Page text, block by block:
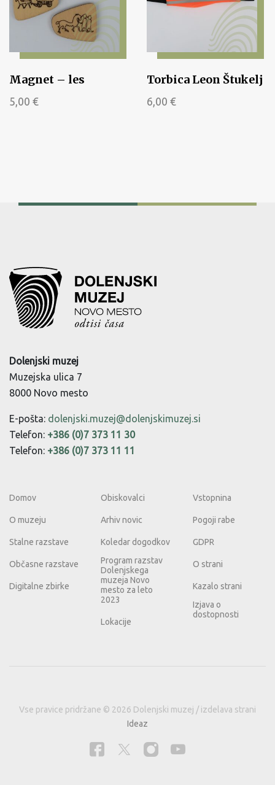
Magnet – les
5,00 €
Torbica Leon Štukelj
6,00 €
Dolenjski muzej
Muzejska ulica 7
8000 Novo mesto
E-pošta: dolenjski.muzej@dolenjskimuzej.si
Telefon: +386 (0)7 373 11 30
Telefon: +386 (0)7 373 11 11
Domov
O muzeju
Stalne razstave
Občasne razstave
Digitalne zbirke
Obiskovalci
Arhiv novic
Koledar dogodkov
Program razstav
Dolenjskega
muzeja Novo
mesto za leto
2023
Lokacije
Vstopnina
Pogoji rabe
GDPR
O strani
Kazalo strani
Izjava o
dostopnosti
Vse pravice pridržane © 2026 Dolenjski muzej / izdelava strani
Ideaz